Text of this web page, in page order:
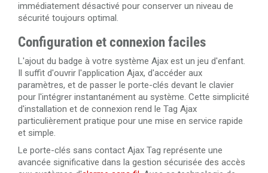
immédiatement désactivé pour conserver un niveau de
sécurité toujours optimal.
Configuration et connexion faciles
L'ajout du badge à votre système Ajax est un jeu d'enfant.
Il suffit d'ouvrir l'application Ajax, d'accéder aux
paramètres, et de passer le porte-clés devant le clavier
pour l'intégrer instantanément au système. Cette simplicité
d'installation et de connexion rend le Tag Ajax
particulièrement pratique pour une mise en service rapide
et simple.
Le porte-clés sans contact Ajax Tag représente une
avancée significative dans la gestion sécurisée des accès